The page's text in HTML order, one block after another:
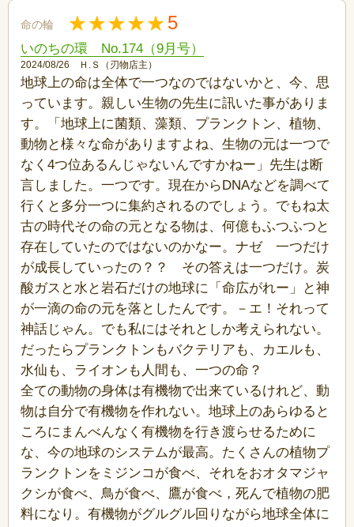
命の輪 5
いのちの環 No.174（9月号）
2024/08/26 Ｈ.Ｓ（刃物店主）
地球上の命は全体で一つなのではないかと、今、思
っています。親しい生物の先生に訊いた事がありま
す。「地球上に菌類、藻類、プランクトン、植物、
動物と様々な命がありますよね、生物の元は一つで
なく4つ位あるんじゃないんですかねー」先生は断
言しました。一つです。現在からDNAなどを調べて
行くと多分一つに集約されるのでしょう。でもね太
古の時代その命の元となる物は、何億もふつふつと
存在していたのではないのかなー。ナゼ 一つだけ
が成長していったの？？ その答えは一つだけ。炭
酸ガスと水と岩石だけの地球に「命広がれー」と神
が一滴の命の元を落としたんです。－エ！それって
神話じゃん。でも私にはそれとしか考えられない。
だったらプランクトンもバクテリアも、カエルも、
水仙も、ライオンも人間も、一つの命？
全ての動物の身体は有機物で出来ているけれど、動
物は自分で有機物を作れない。地球上のあらゆると
ころにまんべんなく有機物を行き渡らせるために
な、今の地球のシステムが最高。たくさんの植物プ
ランクトンをミジンコが食べ、それをおオタマジャ
クシが食べ、鳥が食べ、鷹が食べ，死んで植物の肥
料になり。有機物がグルグル回りながら地球全体に